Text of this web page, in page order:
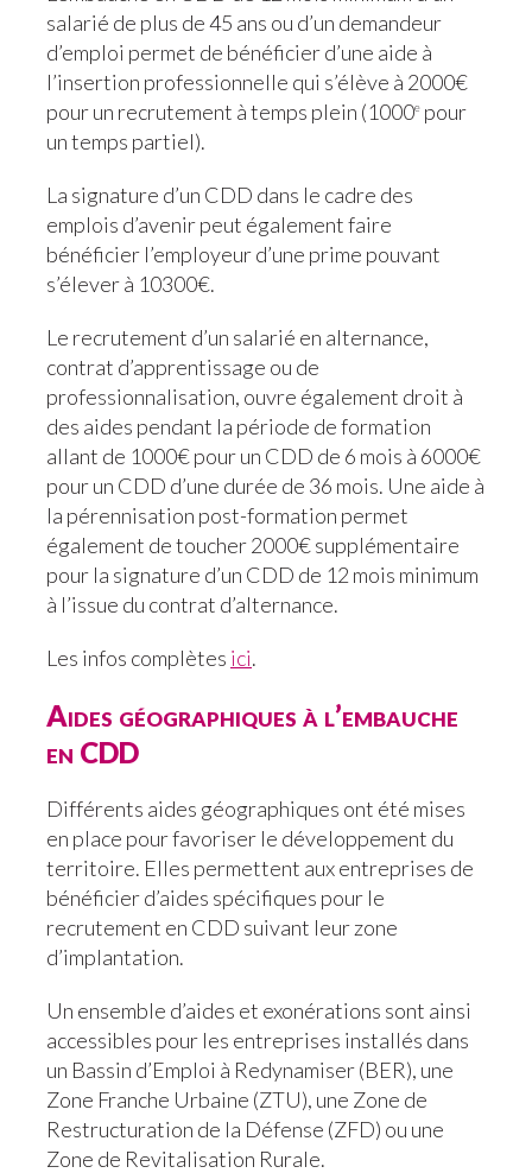
salarié de plus de 45 ans ou d’un demandeur
d’emploi permet de bénéficier d’une aide à
l’insertion professionnelle qui s’élève à 2000€
pour un recrutement à temps plein (1000e pour
un temps partiel).
La signature d’un CDD dans le cadre des
emplois d’avenir peut également faire
bénéficier l’employeur d’une prime pouvant
s’élever à 10300€.
Le recrutement d’un salarié en alternance,
contrat d’apprentissage ou de
professionnalisation, ouvre également droit à
des aides pendant la période de formation
allant de 1000€ pour un CDD de 6 mois à 6000€
pour un CDD d’une durée de 36 mois. Une aide à
la pérennisation post-formation permet
également de toucher 2000€ supplémentaire
pour la signature d’un CDD de 12 mois minimum
à l’issue du contrat d’alternance.
Les infos complètes ici.
Aides géographiques à l’embauche
en CDD
Différents aides géographiques ont été mises
en place pour favoriser le développement du
territoire. Elles permettent aux entreprises de
bénéficier d’aides spécifiques pour le
recrutement en CDD suivant leur zone
d’implantation.
Un ensemble d’aides et exonérations sont ainsi
accessibles pour les entreprises installés dans
un Bassin d’Emploi à Redynamiser (BER), une
Zone Franche Urbaine (ZTU), une Zone de
Restructuration de la Défense (ZFD) ou une
Zone de Revitalisation Rurale.